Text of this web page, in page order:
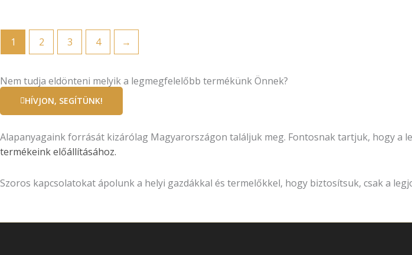
1 2 3 4 →
Nem tudja eldönteni melyik a legmegfelelőbb termékünk Önnek?
HÍVJON, SEGÍTÜNK!
Alapanyagaink forrását kizárólag Magyarországon találjuk meg. Fontosnak tartjuk, hogy a
termékeink előállításához.
Szoros kapcsolatokat ápolunk a helyi gazdákkal és termelőkkel, hogy biztosítsuk, csak a